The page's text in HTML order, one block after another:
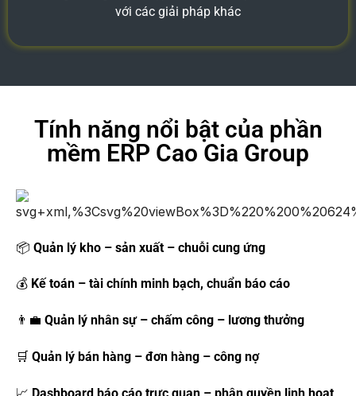
với các giải pháp khác
Tính năng nổi bật của phần
mềm ERP Cao Gia Group
📦 Quản lý kho – sản xuất – chuỗi cung ứng
💰 Kế toán – tài chính minh bạch, chuẩn báo cáo
👨‍💼 Quản lý nhân sự – chấm công – lương thưởng
🛒 Quản lý bán hàng – đơn hàng – công nợ